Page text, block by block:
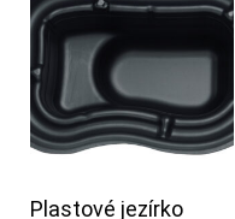
Plastové jezírko